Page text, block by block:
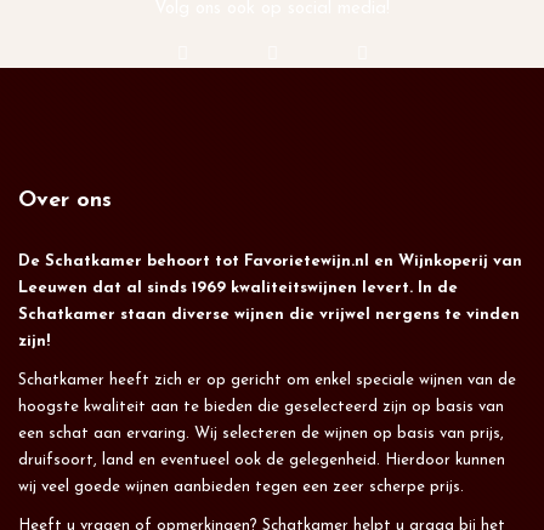
Over ons
De Schatkamer behoort tot Favorietewijn.nl en Wijnkoperij van
Leeuwen dat al sinds 1969 kwaliteitswijnen levert. In de
Schatkamer staan diverse wijnen die vrijwel nergens te vinden
zijn!
Schatkamer heeft zich er op gericht om enkel speciale wijnen van de
hoogste kwaliteit aan te bieden die geselecteerd zijn op basis van
een schat aan ervaring. Wij selecteren de wijnen op basis van prijs,
druifsoort, land en eventueel ook de gelegenheid. Hierdoor kunnen
wij veel goede wijnen aanbieden tegen een zeer scherpe prijs.
Heeft u vragen of opmerkingen? Schatkamer helpt u graag bij het